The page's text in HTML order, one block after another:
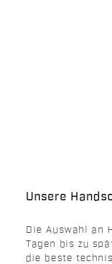
Unsere
Die Auswahl an
Tagen bis zu
die beste